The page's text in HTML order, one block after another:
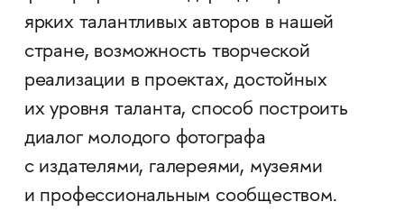
ярких талантливых авторов в нашей
стране, возможность творческой
реализации в проектах, достойных
их уровня таланта, способ построить
диалог молодого фотографа
с издателями, галереями, музеями
и профессиональным сообществом.